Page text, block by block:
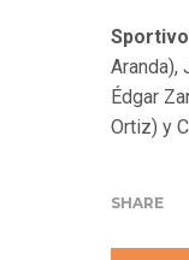
Aranda),
Édgar
Ortiz) y
SHARE